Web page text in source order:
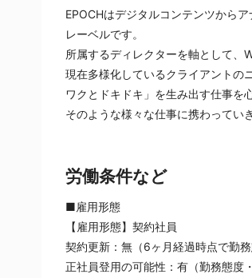
EPOCHはデジタルコンテンツから
レーベルです。
所属するディレクターを軸として、
現在多様化しているクライアントの
ワクとドキドキ」を生み出す仕事を
そのような様々な仕事に携わってい
労働条件など
■雇用形態
【雇用形態】契約社員
契約更新：無（6ヶ月経過時点で勤
正社員登用の可能性：有（勤務態度